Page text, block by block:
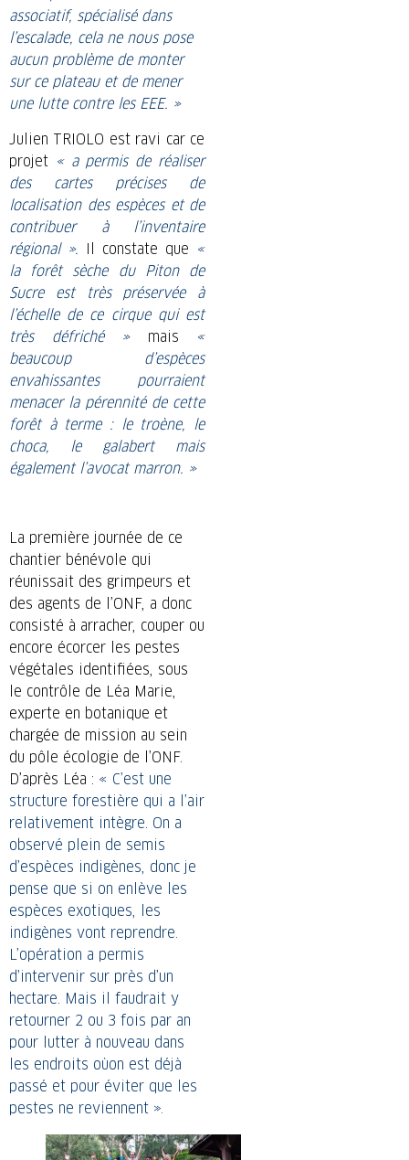
associatif, spécialisé dans
l’escalade, cela ne nous pose
aucun problème de monter
sur ce plateau et de mener
une lutte contre les EEE. »
Julien TRIOLO est ravi car ce
projet « a permis de réaliser
des cartes précises de
localisation des espèces et de
contribuer à l’inventaire
régional ». Il constate que «
la forêt sèche du Piton de
Sucre est très préservée à
l’échelle de ce cirque qui est
très défriché » mais «
beaucoup d’espèces
envahissantes pourraient
menacer la pérennité de cette
forêt à terme : le troène, le
choca, le galabert mais
également l’avocat marron. »
La première journée de ce
chantier bénévole qui
réunissait des grimpeurs et
des agents de l’ONF, a donc
consisté à arracher, couper ou
encore écorcer les pestes
végétales identifiées, sous
le contrôle de Léa Marie,
experte en botanique et
chargée de mission au sein
du pôle écologie de l’ONF.
D’après Léa : « C’est une
structure forestière qui a l’air
relativement intègre. On a
observé plein de semis
d’espèces indigènes, donc je
pense que si on enlève les
espèces exotiques, les
indigènes vont reprendre.
L’opération a permis
d’intervenir sur près d’un
hectare. Mais il faudrait y
retourner 2 ou 3 fois par an
pour lutter à nouveau dans
les endroits oùon est déjà
passé et pour éviter que les
pestes ne reviennent ».